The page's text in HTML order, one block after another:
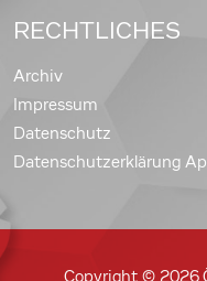
RECHTLICHES
Archiv
Impressum
Datenschutz
Datenschutzerklärung
Copyright © 2026